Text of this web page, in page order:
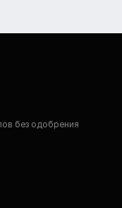
без одобрения